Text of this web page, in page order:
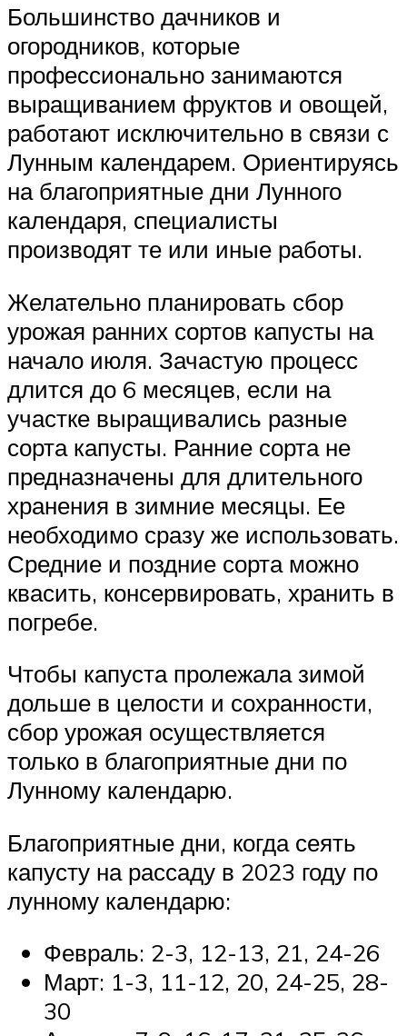
Большинство дачников и
огородников, которые
профессионально занимаются
выращиванием фруктов и овощей,
работают исключительно в связи с
Лунным календарем. Ориентируясь
на благоприятные дни Лунного
календаря, специалисты
производят те или иные работы.
Желательно планировать сбор
урожая ранних сортов капусты на
начало июля. Зачастую процесс
длится до 6 месяцев, если на
участке выращивались разные
сорта капусты. Ранние сорта не
предназначены для длительного
хранения в зимние месяцы. Ее
необходимо сразу же использовать.
Средние и поздние сорта можно
квасить, консервировать, хранить в
погребе.
Чтобы капуста пролежала зимой
дольше в целости и сохранности,
сбор урожая осуществляется
только в благоприятные дни по
Лунному календарю.
Благоприятные дни, когда сеять
капусту на рассаду в 2023 году по
лунному календарю:
Февраль: 2-3, 12-13, 21, 24-26
Март: 1-3, 11-12, 20, 24-25, 28-
30